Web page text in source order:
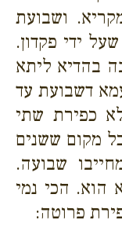
ושבועת
ידי פקדון.
בהדיא ליתא
דשבועת עד
כפירת שתי
מקום ששנים
שבועה.
הוא. הכי נמי
פרוטה: